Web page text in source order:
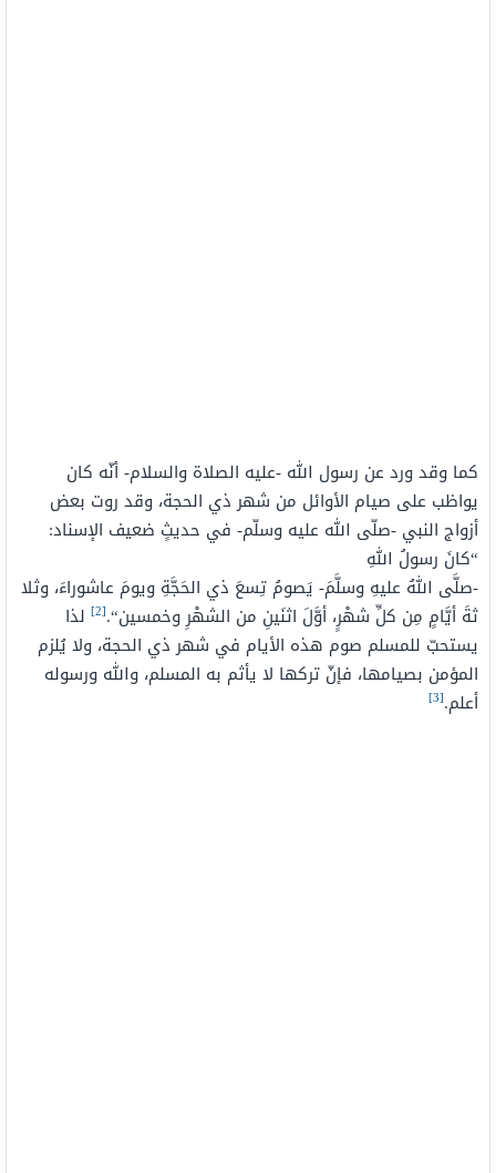
كما وقد ورد عن رسول الله -عليه الصلاة والسلام- أنّه كان
يواظب على صيام الأوائل من شهر ذي الحجة، وقد روت بعض
أزواج النبي -صلّى الله عليه وسلّم- في حديثٍ ضعيف الإسناد:
“كانَ رسولُ اللهِ
-صلَّى اللهُ عليهِ وسلَّمَ- يَصومُ تِسعَ ذي الحَجَّةِ ويومَ عاشوراءَ، وثلا
ثةَ أيَّامٍ مِن كلِّ شهْرٍ، أوَّلَ اثنَينِ من الشهْرِ وخمسين“.
[2]
لذا
يستحبّ للمسلم صوم هذه الأيام في شهر ذي الحجة، ولا يُلزم
المؤمن بصيامها، فإنّ تركها لا يأثم به المسلم، والله ورسوله
أعلم.[3]